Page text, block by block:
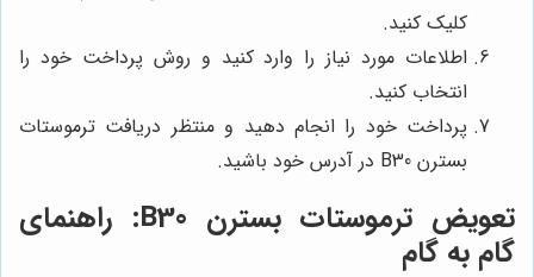
کلیک کنید.
اطلاعات مورد نیاز را وارد کنید و روش پرداخت خود را
انتخاب کنید.
پرداخت خود را انجام دهید و منتظر دریافت ترموستات
بسترن B30 در آدرس خود باشید.
تعویض ترموستات بسترن B30: راهنمای
گام به گام